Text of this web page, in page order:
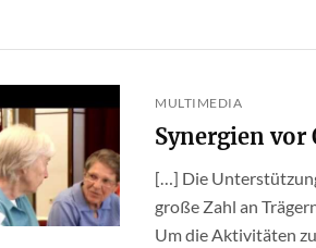
MULTIMEDIA
Synergien
[…] Die
große Zahl an
Um die Aktivitäten